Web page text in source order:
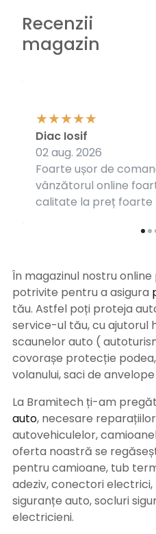
Recenzii
magazin
Foarte ușor de
vânzătorul online
calitate la preț foarte
Diac Iosif
02 aug. 2026
În magazinul nostru
potrivite pentru a asigura
tău. Astfel poți proteja
service-ul tău, cu ajutorul
scaunelor auto (
covorașe protecție
volanului, saci de anvelope
La Bramitech ți-am
auto, necesare
autovehiculelor,
oferta noastră se
pentru camioane, tub
adeziv, conectori electrici,
siguranțe auto, socluri
electricieni.